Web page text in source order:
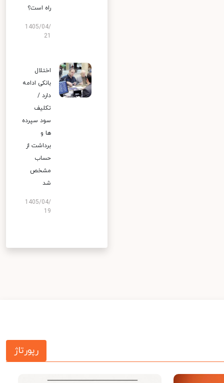
راه است؟
1405/04/
اختلال
بانکی ادامه
دارد /
تکلیف
سود سپرده
ها و
برداشت از
حساب
مشخص
شد
1405/04/
19
رپورتاژ